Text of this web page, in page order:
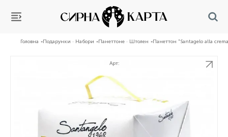
Головна Подарунки · Набори Панеттоне · Штолен Панеттон "Santagelo alla
Арт: